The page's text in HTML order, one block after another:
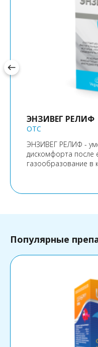
ЭНЗИВЕГ РЕЛИФ
OTC
ЭНЗИВЕГ РЕЛИФ -
дискомфорта после
газообразование в
west
Популярные